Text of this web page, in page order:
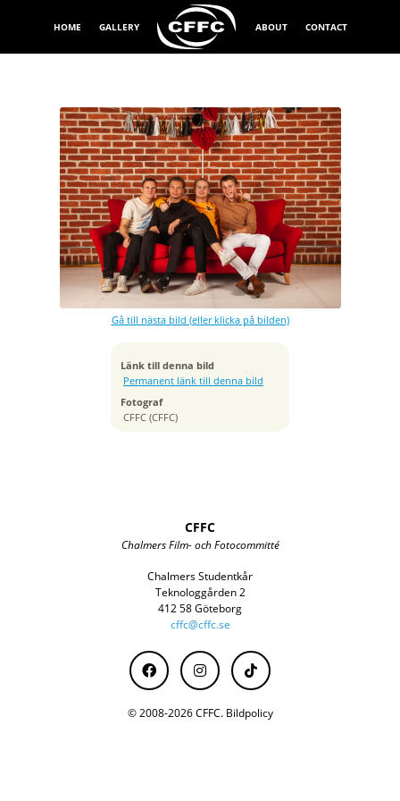
HOME GALLERY ABOUT CONTACT
Gå till nästa bild (eller klicka på bilden)
Länk till denna bild
Permanent länk till denna bild
Fotograf
CFFC (CFFC)
Exponeringstid
1/160 sek
Bländare
f/9.0
Kamera
Tagen
ISO
160
Brännvidd
47 mm
CFFC
Chalmers Film- och Fotocommitté
Chalmers Studentkår
Teknologgården 2
412 58 Göteborg
cffc@cffc.se
© 2008-2026 CFFC. Bildpolicy